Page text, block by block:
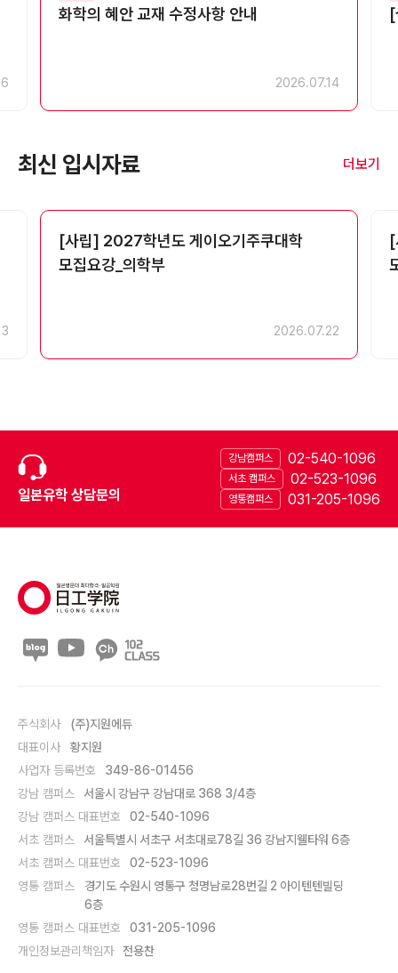
화학의 혜안 교재 수정사항 안내
2026.07.14
[
최신 입시자료 더보기
[사립] 2027학년도 게이오기주쿠대학
모집요강_의학부
2026.07.22
[
일본유학 상담문의
강남캠퍼스 02-540-1096
서초 캠퍼스 02-523-1096
영통캠퍼스 031-205-1096
주식회사
(주)지원에듀
대표이사
황지원
사업자 등록번호
349-86-01456
강남 캠퍼스
서울시 강남구 강남대로 368 3/4층
강남 캠퍼스 대표번호
02-540-1096
서초 캠퍼스
서울특별시 서초구 서초대로78길 36 강남지웰타워 6층
서초 캠퍼스 대표번호
02-523-1096
영통 캠퍼스
경기도 수원시 영통구 청명남로28번길 2 아이텐텐빌딩
6층
영통 캠퍼스 대표번호
031-205-1096
개인정보관리책임자
전용찬